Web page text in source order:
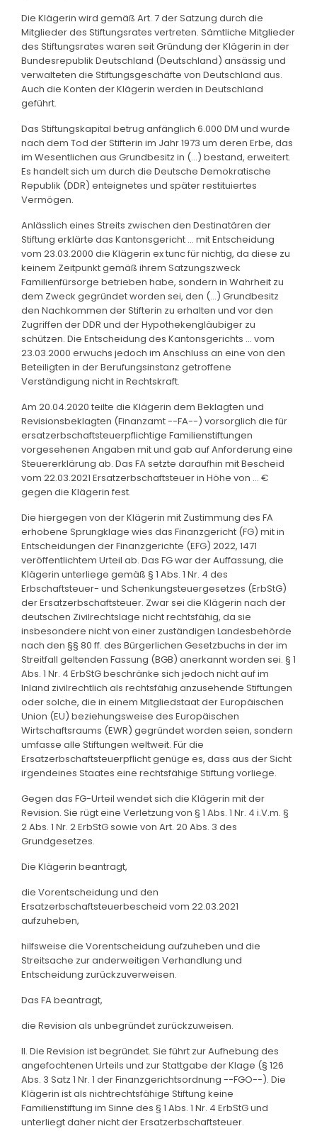
Die Klägerin wird gemäß Art. 7 der Satzung durch die
Mitglieder des Stiftungsrates vertreten. Sämtliche Mitglieder
des Stiftungsrates waren seit Gründung der Klägerin in der
Bundesrepublik Deutschland (Deutschland) ansässig und
verwalteten die Stiftungsgeschäfte von Deutschland aus.
Auch die Konten der Klägerin werden in Deutschland
geführt.
Das Stiftungskapital betrug anfänglich 6.000 DM und wurde
nach dem Tod der Stifterin im Jahr 1973 um deren Erbe, das
im Wesentlichen aus Grundbesitz in (...) bestand, erweitert.
Es handelt sich um durch die Deutsche Demokratische
Republik (DDR) enteignetes und später restituiertes
Vermögen.
Anlässlich eines Streits zwischen den Destinatären der
Stiftung erklärte das Kantonsgericht ... mit Entscheidung
vom 23.03.2000 die Klägerin ex tunc für nichtig, da diese zu
keinem Zeitpunkt gemäß ihrem Satzungszweck
Familienfürsorge betrieben habe, sondern in Wahrheit zu
dem Zweck gegründet worden sei, den (...) Grundbesitz
den Nachkommen der Stifterin zu erhalten und vor den
Zugriffen der DDR und der Hypothekengläubiger zu
schützen. Die Entscheidung des Kantonsgerichts ... vom
23.03.2000 erwuchs jedoch im Anschluss an eine von den
Beteiligten in der Berufungsinstanz getroffene
Verständigung nicht in Rechtskraft.
Am 20.04.2020 teilte die Klägerin dem Beklagten und
Revisionsbeklagten (Finanzamt --FA--) vorsorglich die für
ersatzerbschaftsteuerpflichtige Familienstiftungen
vorgesehenen Angaben mit und gab auf Anforderung eine
Steuererklärung ab. Das FA setzte daraufhin mit Bescheid
vom 22.03.2021 Ersatzerbschaftsteuer in Höhe von ... €
gegen die Klägerin fest.
Die hiergegen von der Klägerin mit Zustimmung des FA
erhobene Sprungklage wies das Finanzgericht (FG) mit in
Entscheidungen der Finanzgerichte (EFG) 2022, 1471
veröffentlichtem Urteil ab. Das FG war der Auffassung, die
Klägerin unterliege gemäß § 1 Abs. 1 Nr. 4 des
Erbschaftsteuer- und Schenkungsteuergesetzes (ErbStG)
der Ersatzerbschaftsteuer. Zwar sei die Klägerin nach der
deutschen Zivilrechtslage nicht rechtsfähig, da sie
insbesondere nicht von einer zuständigen Landesbehörde
nach den §§ 80 ff. des Bürgerlichen Gesetzbuchs in der im
Streitfall geltenden Fassung (BGB) anerkannt worden sei. § 1
Abs. 1 Nr. 4 ErbStG beschränke sich jedoch nicht auf im
Inland zivilrechtlich als rechtsfähig anzusehende Stiftungen
oder solche, die in einem Mitgliedstaat der Europäischen
Union (EU) beziehungsweise des Europäischen
Wirtschaftsraums (EWR) gegründet worden seien, sondern
umfasse alle Stiftungen weltweit. Für die
Ersatzerbschaftsteuerpflicht genüge es, dass aus der Sicht
irgendeines Staates eine rechtsfähige Stiftung vorliege.
Gegen das FG-Urteil wendet sich die Klägerin mit der
Revision. Sie rügt eine Verletzung von § 1 Abs. 1 Nr. 4 i.V.m. §
2 Abs. 1 Nr. 2 ErbStG sowie von Art. 20 Abs. 3 des
Grundgesetzes.
Die Klägerin beantragt,
die Vorentscheidung und den
Ersatzerbschaftsteuerbescheid vom 22.03.2021
aufzuheben,
hilfsweise die Vorentscheidung aufzuheben und die
Streitsache zur anderweitigen Verhandlung und
Entscheidung zurückzuverweisen.
Das FA beantragt,
die Revision als unbegründet zurückzuweisen.
II. Die Revision ist begründet. Sie führt zur Aufhebung des
angefochtenen Urteils und zur Stattgabe der Klage (§ 126
Abs. 3 Satz 1 Nr. 1 der Finanzgerichtsordnung --FGO--). Die
Klägerin ist als nichtrechtsfähige Stiftung keine
Familienstiftung im Sinne des § 1 Abs. 1 Nr. 4 ErbStG und
unterliegt daher nicht der Ersatzerbschaftsteuer.